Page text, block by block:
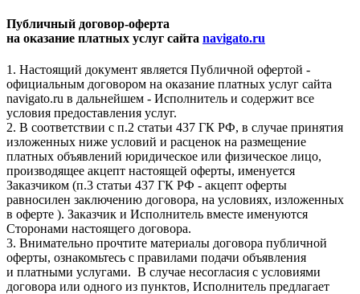
Публичный договор-оферта
на оказание платных услуг сайта navigato.ru
1. Настоящий документ является Публичной офертой -
официальным договором на оказание платных услуг сайта
navigato.ru в дальнейшем - Исполнитель и содержит все
условия предоставления услуг.
2. В соответствии с п.2 статьи 437 ГК РФ, в случае принятия
изложенных ниже условий и расценок на размещение
платных объявлений юридическое или физическое лицо,
производящее акцепт настоящей оферты, именуется
Заказчиком (п.3 статьи 437 ГК РФ - акцепт оферты
равносилен заключению договора, на условиях, изложенных
в оферте ). Заказчик и Исполнитель вместе именуются
Сторонами настоящего договора.
3. Внимательно прочтите материалы договора публичной
оферты, ознакомьтесь с правилами подачи объявления
и платными услугами. В случае несогласия с условиями
договора или одного из пунктов, Исполнитель предлагает